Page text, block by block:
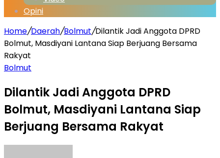
Opini
Home/Daerah/Bolmut/Dilantik Jadi Anggota DPRD
Bolmut, Masdiyani Lantana Siap Berjuang Bersama
Rakyat
Bolmut
Dilantik Jadi Anggota DPRD
Bolmut, Masdiyani Lantana Siap
Berjuang Bersama Rakyat